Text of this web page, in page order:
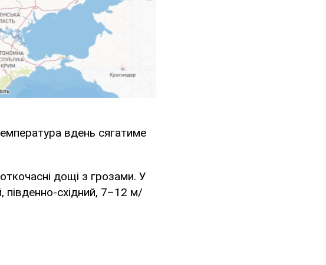
вдень сягатиме
дощі з грозами. У
південно-східний, 7–12 м/